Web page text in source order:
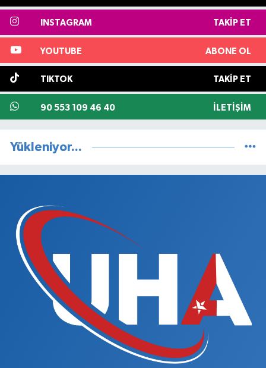
INSTAGRAM TAKIP ET
YOUTUBE ABONE OL
TIKTOK TAKIP ET
90 553 109 46 40 İLETIŞIM
Yükleniyor...